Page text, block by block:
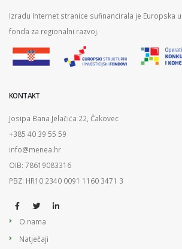
Izradu Internet stranice sufinancirala je Europska
fonda za regionalni razvoj.
KONTAKT
Josipa Bana Jelačića 22, Čakovec
+385 40 39 55 59
info@menea.hr
OIB: 78619083316
PBZ: HR10 2340 0091 1160 3471 3
O nama
Natječaji